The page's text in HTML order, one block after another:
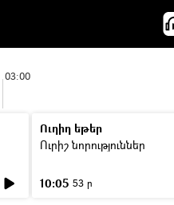
03:00
Ուղիղ եթեր
Ուրիշ նորություններ
10:05 53 ր